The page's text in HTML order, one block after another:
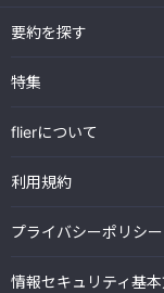
要約を探す
特集
flierについて
利用規約
プライバシーポリシー
情報セキュリティ基